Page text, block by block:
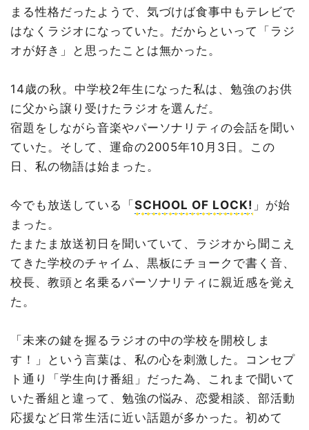
まる性格だったようで、気づけば食事中もテレビで
はなくラジオになっていた。だからといって「ラジ
オが好き」と思ったことは無かった。
14歳の秋。中学校2年生になった私は、勉強のお供
に父から譲り受けたラジオを選んだ。
宿題をしながら音楽やパーソナリティの会話を聞い
ていた。そして、運命の2005年10月3日。この
日、私の物語は始まった。
今でも放送している「SCHOOL OF LOCK! 」が始
まった。
たまたま放送初日を聞いていて、ラジオから聞こえ
てきた学校のチャイム、黒板にチョークで書く音、
校長、教頭と名乗るパーソナリティに親近感を覚え
た。
「未来の鍵を握るラジオの中の学校を開校しま
す！」という言葉は、私の心を刺激した。コンセプ
ト通り「学生向け番組」だった為、これまで聞いて
いた番組と違って、勉強の悩み、恋愛相談、部活動
応援など日常生活に近い話題が多かった。初めて